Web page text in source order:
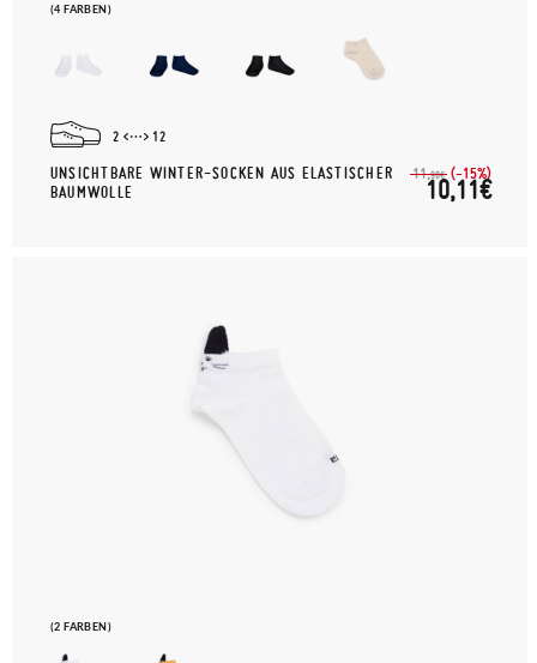
(4 FARBEN)
2 12
UNSICHTBARE WINTER-SOCKEN AUS ELASTISCHER
BAUMWOLLE
11,90€ (-15%)
10,11€
(2 FARBEN)